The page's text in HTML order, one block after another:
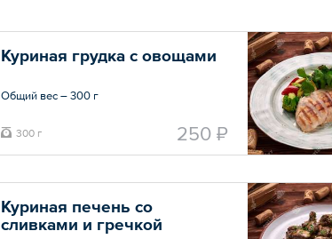
Куриная грудка с овощами
Общий вес – 300 г
300 г 250 ₽
Куриная печень со
сливками и гречкой